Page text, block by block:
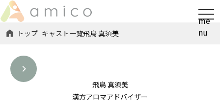
t
o
g
me
nu
トップ キャスト一覧飛鳥 真須美
飛鳥 真須美
漢方アロマアドバイザー